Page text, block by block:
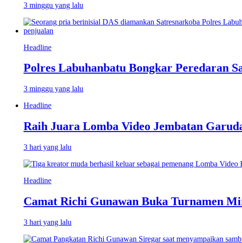
3 minggu yang lalu
Headline
Polres Labuhanbatu Bongkar Peredaran
3 minggu yang lalu
Headline
Raih Juara Lomba Video Jembatan
3 hari yang lalu
Headline
Camat Richi Gunawan Buka Turnamen
3 hari yang lalu